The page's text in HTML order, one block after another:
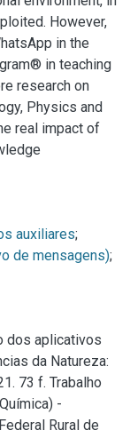
However,
in the
in teaching
research on
Physics and
real impact of
auxiliares;
de mensagens);
dos aplicativos
da Natureza:
73 f. Trabalho
-
Rural de